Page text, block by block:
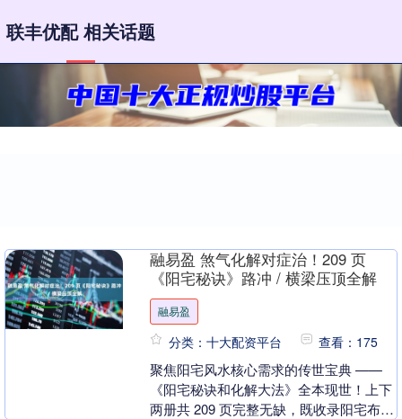
联丰优配 相关话题
融易盈 煞气化解对症治！209 页
《阳宅秘诀》路冲 / 横梁压顶全解
融易盈
分类：十大配资平台 查看：175
聚焦阳宅风水核心需求的传世宝典 ——
《阳宅秘诀和化解大法》全本现世！上下
两册共 209 页完整无缺，既收录阳宅布局